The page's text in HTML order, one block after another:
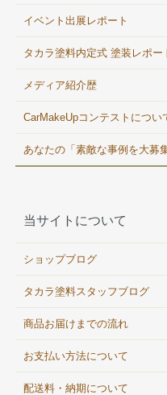
イベント出展レポート
タカラ塗料内定式 塗装レポー
メディア紹介歴
CarMakeUpコンテストについ
あなたの「素敵な事例を大募
当サイトについて
ショップブログ
タカラ塗料スタッフブログ
商品お届けまでの流れ
お支払い方法について
配送料・納期について